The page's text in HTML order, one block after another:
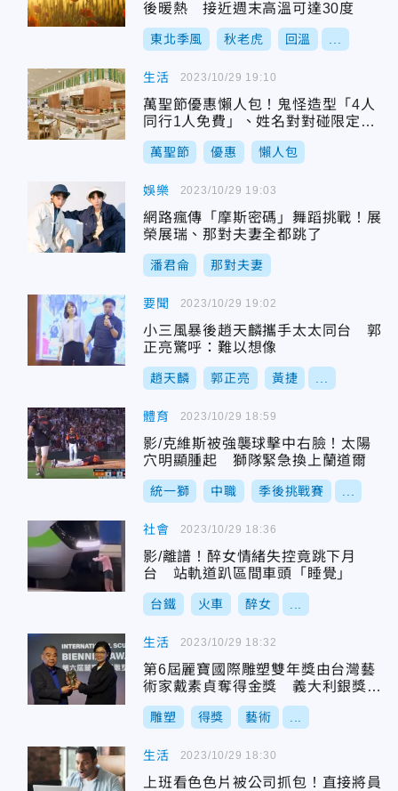
後暖熱 接近週末高溫可達30度
東北季風 秋老虎 回溫
生活
萬聖節優惠懶人包！鬼怪造型「4人
同行1人免費」、姓名對對碰限定飲
品99元
萬聖節 優惠 懶人包
2023/10/29 19:10
娛樂
網路瘋傳「摩斯密碼」舞蹈挑戰！展
榮展瑞、那對夫妻全都跳了
潘君侖 那對夫妻
2023/10/29 19:03
要聞
小三風暴後趙天麟攜手太太同台 郭
正亮驚呼：難以想像
趙天麟 郭正亮 黃捷
2023/10/29 19:02
體育
影/克維斯被強襲球擊中右臉！太陽
穴明顯腫起 獅隊緊急換上蘭道爾
統一獅 中職 季後挑戰賽
2023/10/29 18:59
社會
影/離譜！醉女情緒失控竟跳下月
台 站軌道趴區間車頭「睡覺」
台鐵 火車 醉女
2023/10/29 18:36
生活
第6屆麗寶國際雕塑雙年獎由台灣藝
術家戴素貞奪得金獎 義大利銀獎羅
馬尼亞及土耳其並列銅獎
雕塑 得獎 藝術
2023/10/29 18:32
生活
上班看色色片被公司抓包！直接將員
2023/10/29 18:30